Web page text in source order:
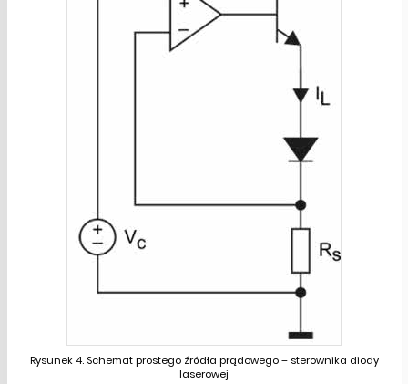
Rysunek 4. Schemat prostego źródła prądowego – sterownika diody
laserowej